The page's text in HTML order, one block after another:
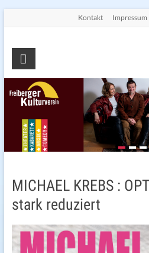
Kontakt Impressum
Freiberger
Kulturverein
e.V.
Die
Seite
für
in
Freiberg
MICHAEL KREBS :
stark reduziert